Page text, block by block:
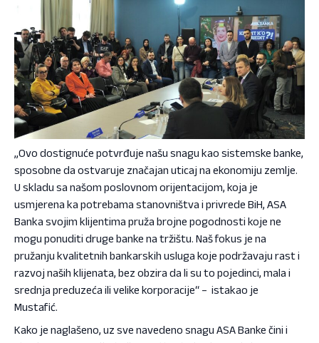
„Ovo dostignuće potvrđuje našu snagu kao sistemske banke,
sposobne da ostvaruje značajan uticaj na ekonomiju zemlje.
U skladu sa našom poslovnom orijentacijom, koja je
usmjerena ka potrebama stanovništva i privrede BiH, ASA
Banka svojim klijentima pruža brojne pogodnosti koje ne
mogu ponuditi druge banke na tržištu. Naš fokus je na
pružanju kvalitetnih bankarskih usluga koje podržavaju rast i
razvoj naših klijenata, bez obzira da li su to pojedinci, mala i
srednja preduzeća ili velike korporacije“ – istakao je
Mustafić.
Kako je naglašeno, uz sve navedeno snagu ASA Banke čini i